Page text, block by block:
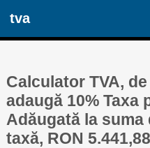
tva
Calculator TVA,
adaugă 10% Taxa
Adăugată la suma
taxă, RON